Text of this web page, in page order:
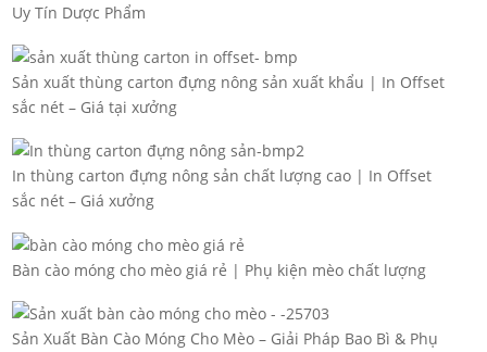
Uy Tín Dược Phẩm
Sản xuất thùng carton đựng nông sản xuất khẩu | In Offset
sắc nét – Giá tại xưởng
In thùng carton đựng nông sản chất lượng cao | In Offset
sắc nét – Giá xưởng
Bàn cào móng cho mèo giá rẻ | Phụ kiện mèo chất lượng
Sản Xuất Bàn Cào Móng Cho Mèo – Giải Pháp Bao Bì & Phụ